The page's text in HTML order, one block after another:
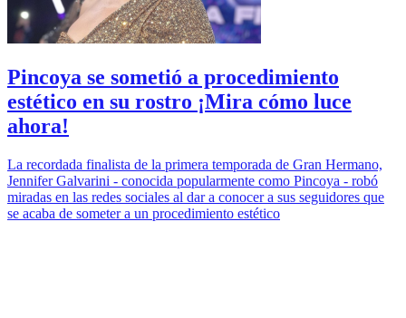
Pincoya se sometió a procedimiento
estético en su rostro ¡Mira cómo luce
ahora!
La recordada finalista de la primera temporada de Gran Hermano,
Jennifer Galvarini - conocida popularmente como Pincoya - robó
miradas en las redes sociales al dar a conocer a sus seguidores que
se acaba de someter a un procedimiento estético